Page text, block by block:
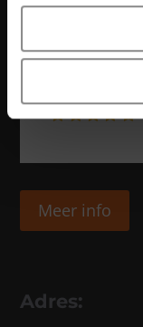
Meer info
Adres: